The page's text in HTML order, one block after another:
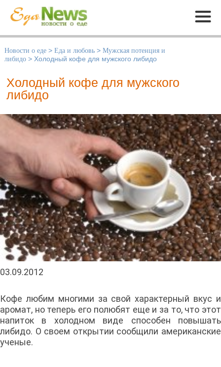
Меню
Новости о еде > Еда и любовь > Мужская потенция и
либидо > Холодный кофе для мужского либидо
Холодный кофе для мужского
либидо
03.09.2012
Кофе любим многими за свой характерный вкус и
аромат, но теперь его полюбят еще и за то, что этот
напиток в холодном виде способен повышать
либидо. О своем открытии сообщили американские
ученые.